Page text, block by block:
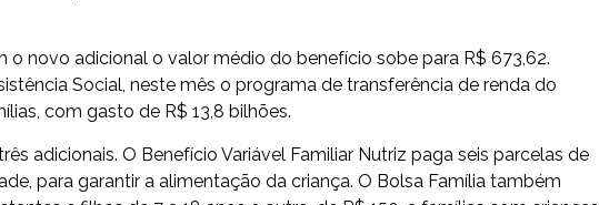
novo adicional o valor médio do benefício sobe para R$ 673,62.
Social, neste mês o programa de transferência de renda do
com gasto de R$ 13,8 bilhões.
adicionais. O Benefício Variável Familiar Nutriz paga seis parcelas de
para garantir a alimentação da criança. O Bolsa Família também